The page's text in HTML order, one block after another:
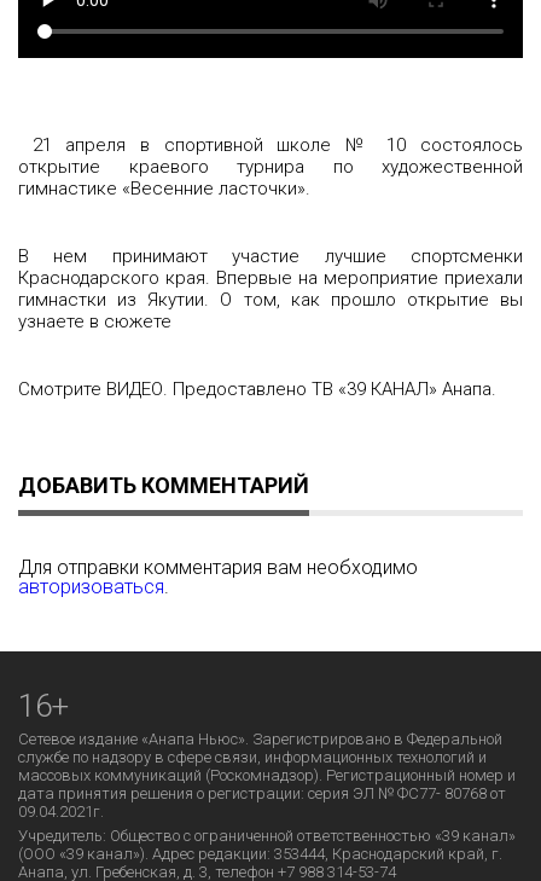
21 апреля в спортивной школе № 10 состоялось
открытие краевого турнира по художественной
гимнастике «Весенние ласточки».
В нем принимают участие лучшие спортсменки
Краснодарского края. Впервые на мероприятие приехали
гимнастки из Якутии. О том, как прошло открытие вы
узнаете в сюжете
Смотрите ВИДЕО. Предоставлено ТВ «39 КАНАЛ» Анапа.
ДОБАВИТЬ КОММЕНТАРИЙ
Для отправки комментария вам необходимо
авторизоваться.
16+
Сетевое издание «Анапа Ньюс». Зарегистрировано в Федеральной
службе по надзору в сфере связи, информационных технологий и
массовых коммуникаций (Роскомнадзор). Регистрационный номер и
дата принятия решения о регистрации: серия ЭЛ № ФС77- 80768 от
09.04.2021г.
Учредитель: Общество с ограниченной ответственностью «39 канал»
(ООО «39 канал»). Адрес редакции: 353444, Краснодарский край, г.
Анапа, ул. Гребенская, д. 3, телефон +7 988 314-53-74